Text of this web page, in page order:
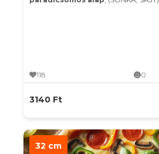
118 0
3140 Ft
32 cm